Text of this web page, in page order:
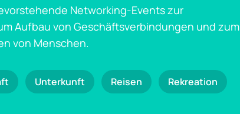
Networking-Events zur
Aufbau von Geschäftsverbindungen und zum
von Menschen.
Unterkunft Reisen Rekreation